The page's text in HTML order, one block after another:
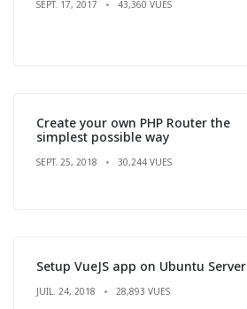
SEPT. 17, 2017 43,360 VUES
Create your own PHP Router the
simplest possible way
SEPT. 25, 2018 30,244 VUES
Setup VueJS app on Ubuntu Server
JUIL. 24, 2018 28,893 VUES